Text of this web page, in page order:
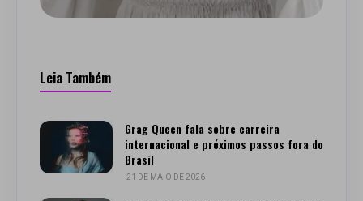
Leia Também
Grag Queen fala sobre carreira
internacional e próximos passos fora do
Brasil
21 DE MAIO DE 2026